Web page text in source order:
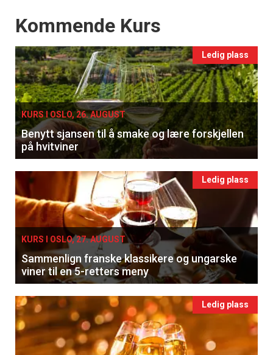
Events
Kommende Kurs
Ledig plass
KURS I OSLO, 26. AUGUST
Benytt sjansen til å smake og lære forskjellen
på hvitviner
Ledig plass
KURS I OSLO, 27. AUGUST
Sammenlign franske klassikere og ungarske
viner til en 5-retters meny
Ledig plass